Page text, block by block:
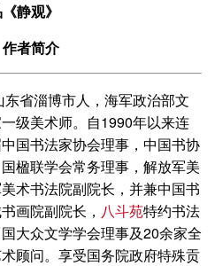
静观》
作者简介
省淄博市人，海军政治部文
级美术师。自1990年以来连
国书法家协会理事，中国书协
楹联学会常务理事，解放军美
术书法院副院长，并兼中国书
画院副院长， 八斗苑特约书法
大众文学学会理事及20余家全
顾问。享受国务院政府特殊贡